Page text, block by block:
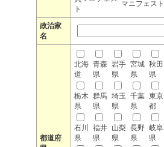
ト
マニフェスト
政治家
名
都道府
北海
道
青森
県
岩手
県
宮城
県
秋田
県
栃木
県
群馬
県
埼玉
県
千葉
県
東京
都
石川
県
福井
県
山梨
県
長野
県
岐阜
県